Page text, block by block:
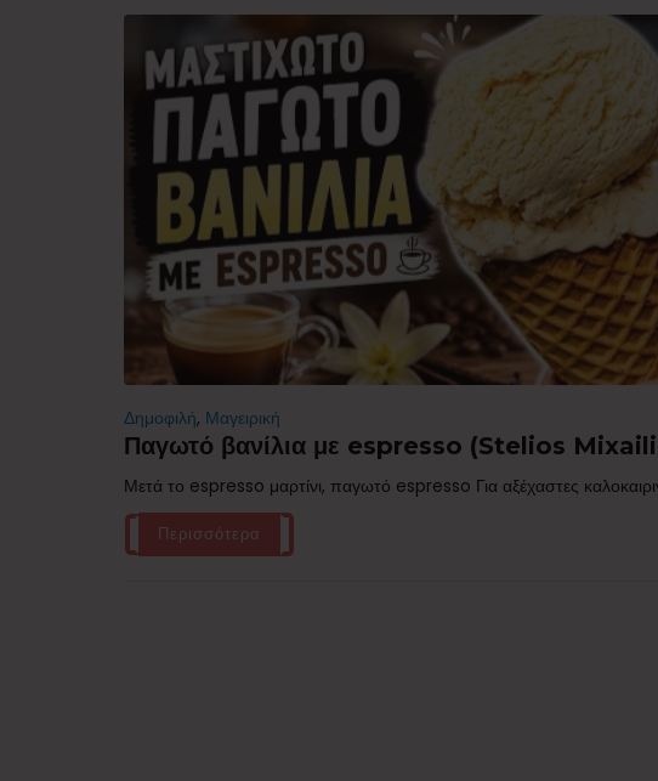
Δημοφιλή, Μαγειρική
Παγωτό βανίλια με espresso (Stelios
Μετά το espresso μαρτίνι, παγωτό espresso Για αξέχαστες
Περισσότερα